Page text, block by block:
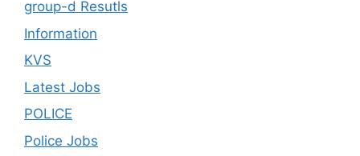
group-d Resutls
Information
KVS
Latest Jobs
POLICE
Police Jobs